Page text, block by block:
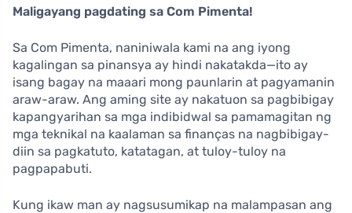
Maligayang pagdating sa Com Pimenta!
Sa Com Pimenta, naniniwala kami na ang iyong
kagalingan sa pinansya ay hindi nakatakda—ito ay
isang bagay na maaari mong paunlarin at pagyamanin
araw-araw. Ang aming site ay nakatuon sa pagbibigay
kapangyarihan sa mga indibidwal sa pamamagitan ng
mga teknikal na kaalaman sa finanças na nagbibigay-
diin sa pagkatuto, katatagan, at tuloy-tuloy na
pagpapabuti.
Kung ikaw man ay nagsusumikap na malampasan ang